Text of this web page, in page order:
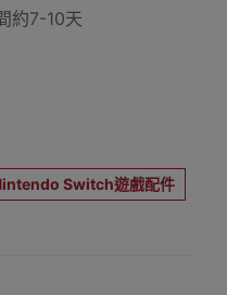
約7-10天
Switch遊戲配件